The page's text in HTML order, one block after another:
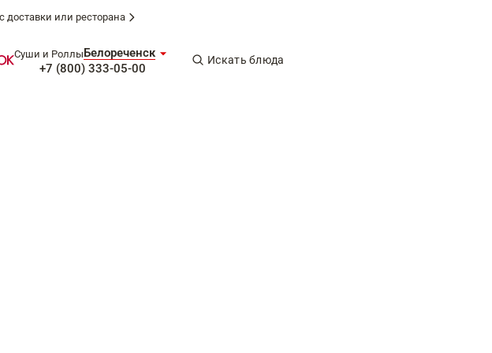
доставки или ресторана
Суши и РоллыБелореченск
+7 (800) 333-05-00
Искать блюда